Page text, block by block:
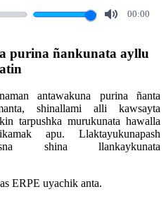
00:00
purina ñankunata ayllu
antawakuna purina ñanta
shinallami alli kawsayta
tarpushka murukunata hawalla
apu. Llaktayukunapash
shina llankaykunata
ERPE uyachik anta.